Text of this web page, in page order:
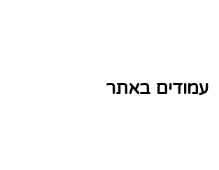
עמודים באתר